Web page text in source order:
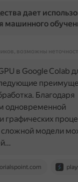
дает
машинного
возможны
в Google Colab
Благодаря
одновременной
графических
модели